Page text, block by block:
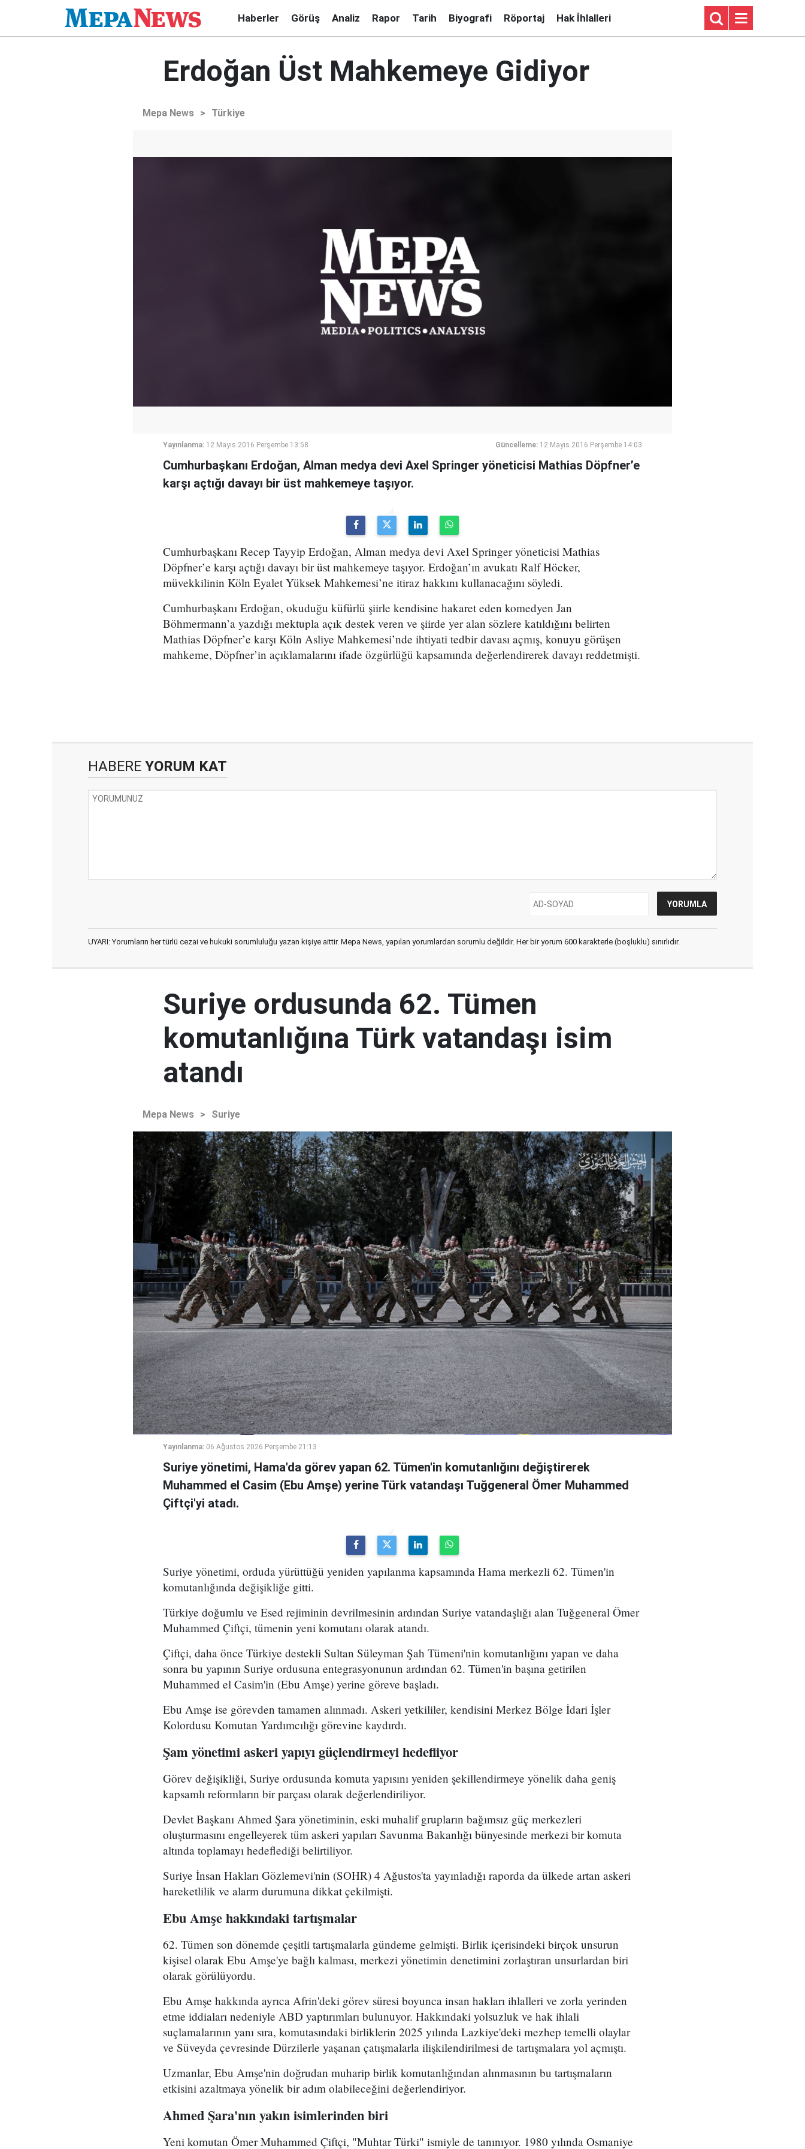
Haberler Görüş Analiz Rapor Tarih Biyografi Röportaj Hak İhlalleri
Erdoğan Üst Mahkemeye Gidiyor
Mepa News > Türkiye
Yayınlanma: 12 Mayıs 2016 Perşembe 13:58 Güncelleme: 12 Mayıs 2016 Perşembe 14:03
Cumhurbaşkanı Erdoğan, Alman medya devi Axel Springer yöneticisi Mathias Döpfner’e
karşı açtığı davayı bir üst mahkemeye taşıyor.
Cumhurbaşkanı Recep Tayyip Erdoğan, Alman medya devi Axel Springer yöneticisi Mathias
Döpfner’e karşı açtığı davayı bir üst mahkemeye taşıyor. Erdoğan’ın avukatı Ralf Höcker,
müvekkilinin Köln Eyalet Yüksek Mahkemesi’ne itiraz hakkını kullanacağını söyledi.
Cumhurbaşkanı Erdoğan, okuduğu küfürlü şiirle kendisine hakaret eden komedyen Jan
Böhmermann’a yazdığı mektupla açık destek veren ve şiirde yer alan sözlere katıldığını belirten
Mathias Döpfner’e karşı Köln Asliye Mahkemesi’nde ihtiyati tedbir davası açmış, konuyu görüşen
mahkeme, Döpfner’in açıklamalarını ifade özgürlüğü kapsamında değerlendirerek davayı reddetmişti.
HABERE YORUM KAT
UYARI: Yorumların her türlü cezai ve hukuki sorumluluğu yazan kişiye aittir. Mepa News, yapılan yorumlardan sorumlu değildir. Her bir yorum 600 karakterle (boşluklu) sınırlıdır.
Suriye ordusunda 62. Tümen
komutanlığına Türk vatandaşı isim
atandı
Mepa News > Suriye
Yayınlanma: 06 Ağustos 2026 Perşembe 21:13
Suriye yönetimi, Hama'da görev yapan 62. Tümen'in komutanlığını değiştirerek
Muhammed el Casim (Ebu Amşe) yerine Türk vatandaşı Tuğgeneral Ömer Muhammed
Çiftçi'yi atadı.
Suriye yönetimi, orduda yürüttüğü yeniden yapılanma kapsamında Hama merkezli 62. Tümen'in
komutanlığında değişikliğe gitti.
Türkiye doğumlu ve Esed rejiminin devrilmesinin ardından Suriye vatandaşlığı alan Tuğgeneral Ömer
Muhammed Çiftçi, tümenin yeni komutanı olarak atandı.
Çiftçi, daha önce Türkiye destekli Sultan Süleyman Şah Tümeni'nin komutanlığını yapan ve daha
sonra bu yapının Suriye ordusuna entegrasyonunun ardından 62. Tümen'in başına getirilen
Muhammed el Casim'in (Ebu Amşe) yerine göreve başladı.
Ebu Amşe ise görevden tamamen alınmadı. Askeri yetkililer, kendisini Merkez Bölge İdari İşler
Kolordusu Komutan Yardımcılığı görevine kaydırdı.
Şam yönetimi askeri yapıyı güçlendirmeyi hedefliyor
Görev değişikliği, Suriye ordusunda komuta yapısını yeniden şekillendirmeye yönelik daha geniş
kapsamlı reformların bir parçası olarak değerlendiriliyor.
Devlet Başkanı Ahmed Şara yönetiminin, eski muhalif grupların bağımsız güç merkezleri
oluşturmasını engelleyerek tüm askeri yapıları Savunma Bakanlığı bünyesinde merkezi bir komuta
altında toplamayı hedeflediği belirtiliyor.
Suriye İnsan Hakları Gözlemevi'nin (SOHR) 4 Ağustos'ta yayınladığı raporda da ülkede artan askeri
hareketlilik ve alarm durumuna dikkat çekilmişti.
Ebu Amşe hakkındaki tartışmalar
62. Tümen son dönemde çeşitli tartışmalarla gündeme gelmişti. Birlik içerisindeki birçok unsurun
kişisel olarak Ebu Amşe'ye bağlı kalması, merkezi yönetimin denetimini zorlaştıran unsurlardan biri
olarak görülüyordu.
Ebu Amşe hakkında ayrıca Afrin'deki görev süresi boyunca insan hakları ihlalleri ve zorla yerinden
etme iddiaları nedeniyle ABD yaptırımları bulunuyor. Hakkındaki yolsuzluk ve hak ihlali
suçlamalarının yanı sıra, komutasındaki birliklerin 2025 yılında Lazkiye'deki mezhep temelli olaylar
ve Süveyda çevresinde Dürzilerle yaşanan çatışmalarla ilişkilendirilmesi de tartışmalara yol açmıştı.
Uzmanlar, Ebu Amşe'nin doğrudan muharip birlik komutanlığından alınmasının bu tartışmaların
etkisini azaltmaya yönelik bir adım olabileceğini değerlendiriyor.
Ahmed Şara'nın yakın isimlerinden biri
Yeni komutan Ömer Muhammed Çiftçi, "Muhtar Türki" ismiyle de tanınıyor. 1980 yılında Osmaniye